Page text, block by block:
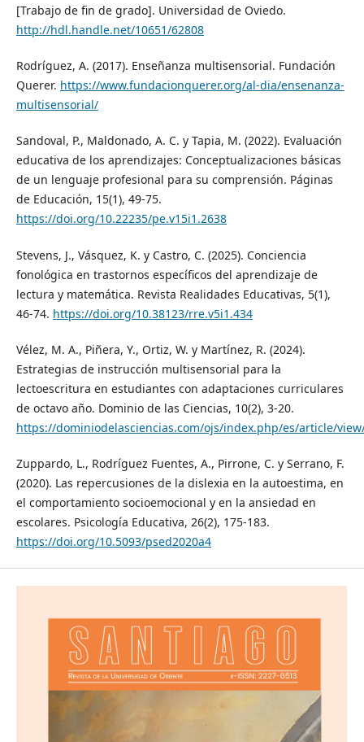
[Trabajo de fin de grado]. Universidad de Oviedo.
http://hdl.handle.net/10651/62808
Rodríguez, A. (2017). Enseñanza multisensorial. Fundación
Querer. https://www.fundacionquerer.org/al-dia/ensenanza-
multisensorial/
Sandoval, P., Maldonado, A. C. y Tapia, M. (2022). Evaluación
educativa de los aprendizajes: Conceptualizaciones básicas
de un lenguaje profesional para su comprensión. Páginas
de Educación, 15(1), 49-75.
https://doi.org/10.22235/pe.v15i1.2638
Stevens, J., Vásquez, K. y Castro, C. (2025). Conciencia
fonológica en trastornos específicos del aprendizaje de
lectura y matemática. Revista Realidades Educativas, 5(1),
46-74. https://doi.org/10.38123/rre.v5i1.434
Vélez, M. A., Piñera, Y., Ortiz, W. y Martínez, R. (2024).
Estrategias de instrucción multisensorial para la
lectoescritura en estudiantes con adaptaciones curriculares
de octavo año. Dominio de las Ciencias, 10(2), 3-20.
https://dominiodelasciencias.com/ojs/index.php/es/article/
Zuppardo, L., Rodríguez Fuentes, A., Pirrone, C. y Serrano, F.
(2020). Las repercusiones de la dislexia en la autoestima, en
el comportamiento socioemocional y en la ansiedad en
escolares. Psicología Educativa, 26(2), 175-183.
https://doi.org/10.5093/psed2020a4